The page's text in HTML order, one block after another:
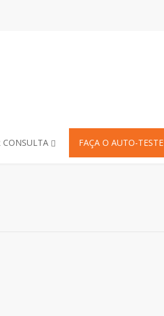
CONSULTA FAÇA O AUTO-TESTE